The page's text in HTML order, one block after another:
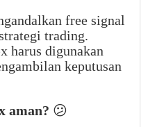
free signal
trading.
harus digunakan
keputusan
aman? 😕